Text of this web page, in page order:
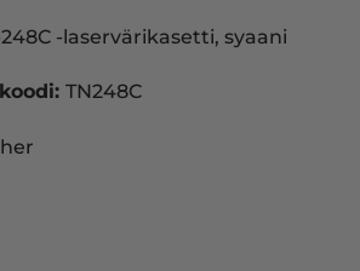
-laservärikasetti, syaani
TN248C